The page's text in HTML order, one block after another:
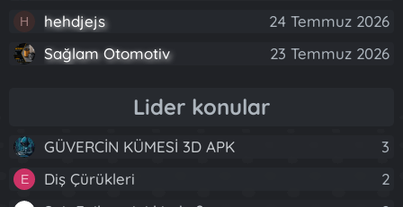
H hehdjejs
24 Temmuz 2026
Sağlam Otomotiv
23 Temmuz 2026
Lider konular
GÜVERCİN KÜMESİ 3D APK 3
E Diş Çürükleri
2